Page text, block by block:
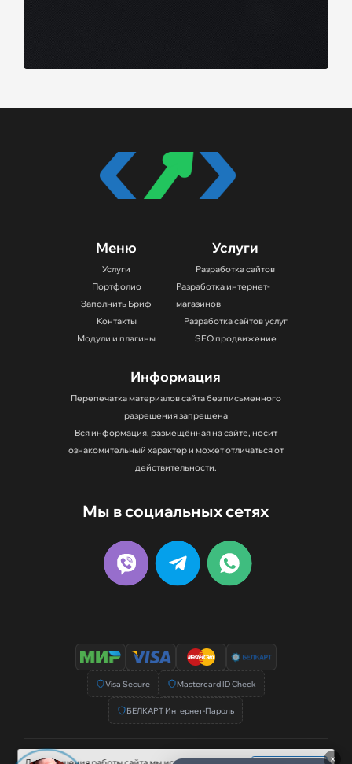
Мы в социальных сетях
Меню
Услуги
Портфолио
Заполнить Бриф
Контакты
Модули и плагины
Услуги
Разработка сайтов
Разработка интернет-
магазинов
Разработка сайтов услуг
SEO продвижение
Информация
Перепечатка материалов сайта без письменного
разрешения запрещена
Вся информация, размещённая на сайте, носит
ознакомительный характер и может отличаться от
действительности.
Visa Secure Mastercard ID Check
БЕЛКАРТ Интернет-Пароль
×